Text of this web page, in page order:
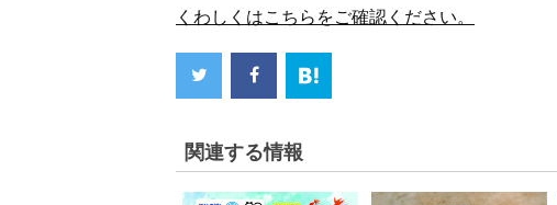
くわしくはこちらをご確認ください。
関連する情報